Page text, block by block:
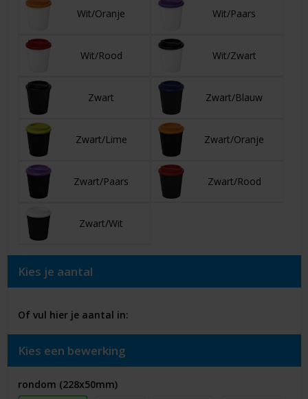
Wit/Oranje Wit/Paars
Wit/Rood Wit/Zwart
Zwart Zwart/Blauw
Zwart/Lime Zwart/Oranje
Zwart/Paars Zwart/Rood
Zwart/Wit
Kies je aantal
Of vul hier je aantal in:
Kies een bewerking
rondom (228x50mm)